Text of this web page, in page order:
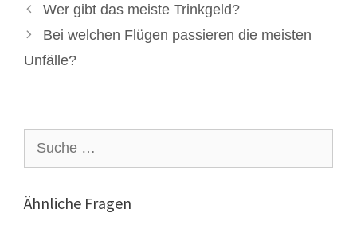
Wer gibt das meiste Trinkgeld?
Bei welchen Flügen passieren die meisten
Unfälle?
nach:
Ähnliche Fragen